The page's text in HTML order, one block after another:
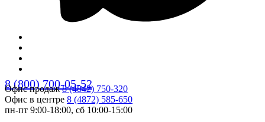
8 (800) 700-05-52
Офис продаж8 (4842) 750-320
Офис в центре 8 (4872) 585-650
пн-пт 9:00-18:00, сб 10:00-15:00